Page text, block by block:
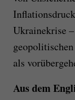
Ukrainekrise
als
Aus dem